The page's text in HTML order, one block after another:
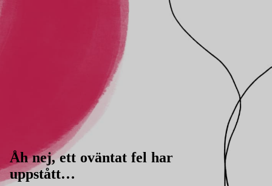
Åh nej, ett oväntat fel har
uppstått…